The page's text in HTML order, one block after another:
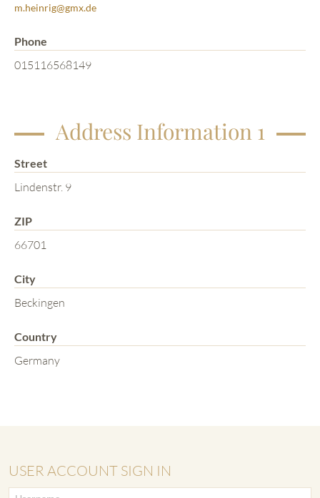
m.heinrig@gmx.de
Phone
015116568149
Address Information 1
Street
Lindenstr. 9
ZIP
66701
City
Beckingen
Country
Germany
USER ACCOUNT SIGN IN